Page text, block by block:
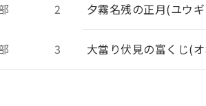
2 夕霧名残の正月(ユウ
3 大當り伏見の富くじ(